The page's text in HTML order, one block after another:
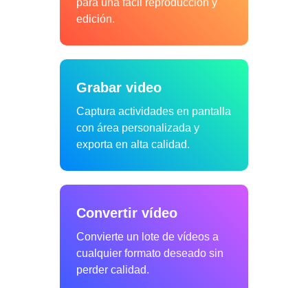
para una fácil reproducción y
edición.
Grabar video
Captura actividades en pantalla
con área personalizada y
exporta en alta calidad.
Convertir vídeo
Convierte un lote de vídeos a
cualquier formato deseado sin
perder calidad.